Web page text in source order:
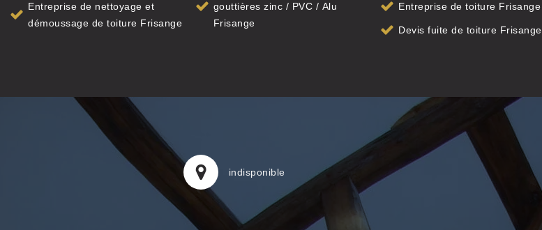
Entreprise de nettoyage et
démoussage de toiture Frisange
gouttières zinc / PVC / Alu
Frisange
Entreprise de toiture Frisange
Devis fuite de toiture Frisange
indisponible